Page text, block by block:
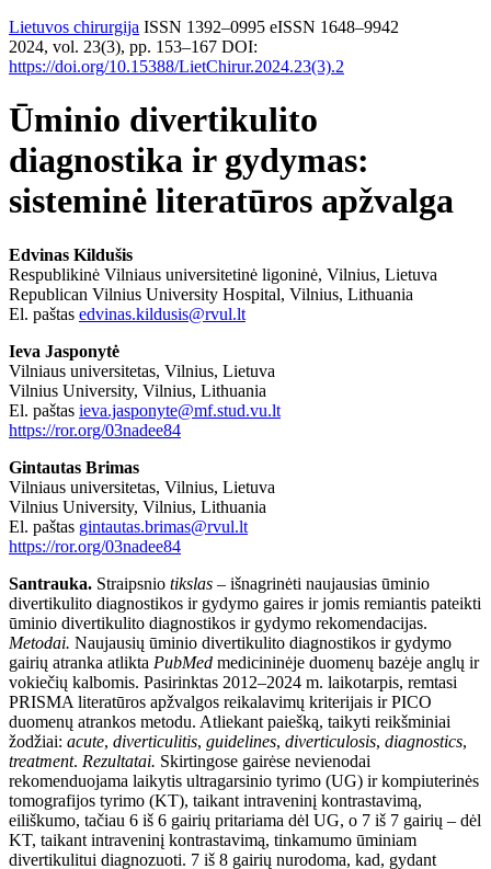
Lietuvos chirurgija ISSN 1392–0995 eISSN 1648–9942
2024, vol. 23(3), pp. 153–167 DOI:
https://doi.org/10.15388/LietChirur.2024.23(3).2
Ūminio divertikulito
diagnostika ir gydymas:
sisteminė literatūros apžvalga
Edvinas Kildušis
Respublikinė Vilniaus universitetinė ligoninė, Vilnius, Lietuva
Republican Vilnius University Hospital, Vilnius, Lithuania
El. paštas edvinas.kildusis@rvul.lt
Ieva Jasponytė
Vilniaus universitetas, Vilnius, Lietuva
Vilnius University, Vilnius, Lithuania
El. paštas ieva.jasponyte@mf.stud.vu.lt
https://ror.org/03nadee84
Gintautas Brimas
Vilniaus universitetas, Vilnius, Lietuva
Vilnius University, Vilnius, Lithuania
El. paštas gintautas.brimas@rvul.lt
https://ror.org/03nadee84
Santrauka. Straipsnio tikslas – išnagrinėti naujausias ūminio
divertikulito diagnostikos ir gydymo gaires ir jomis remiantis pateikti
ūminio divertikulito diagnostikos ir gydymo rekomendacijas.
Metodai. Naujausių ūminio divertikulito diagnostikos ir gydymo
gairių atranka atlikta PubMed medicininėje duomenų bazėje anglų ir
vokiečių kalbomis. Pasirinktas 2012–2024 m. laikotarpis, remtasi
PRISMA literatūros apžvalgos reikalavimų kriterijais ir PICO
duomenų atrankos metodu. Atliekant paiešką, taikyti reikšminiai
žodžiai: acute, diverticulitis, guidelines, diverticulosis, diagnostics,
treatment. Rezultatai. Skirtingose gairėse nevienodai
rekomenduojama laikytis ultragarsinio tyrimo (UG) ir kompiuterinės
tomografijos tyrimo (KT), taikant intraveninį kontrastavimą,
eiliškumo, tačiau 6 iš 6 gairių pritariama dėl UG, o 7 iš 7 gairių – dėl
KT, taikant intraveninį kontrastavimą, tinkamumo ūminiam
divertikulitui diagnozuoti. 7 iš 8 gairių nurodoma, kad, gydant